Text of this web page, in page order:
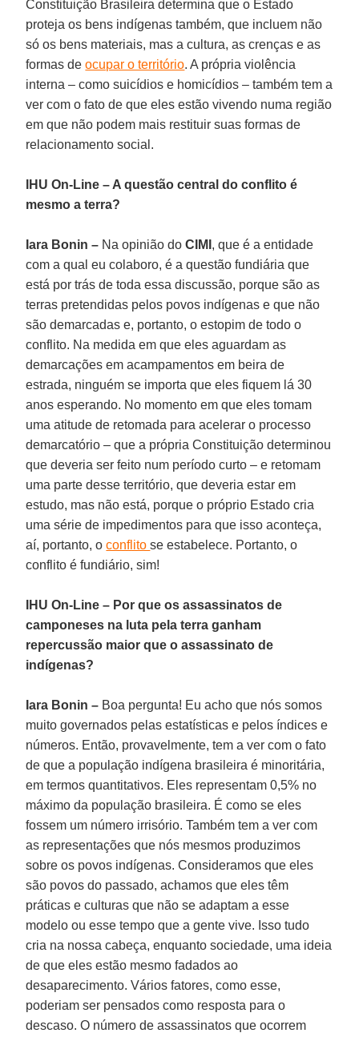
Constituição Brasileira determina que o Estado
proteja os bens indígenas também, que incluem não
só os bens materiais, mas a cultura, as crenças e as
formas deocupar o território. A própria violência
interna – como suicídios e homicídios – também tem a
ver com o fato de que eles estão vivendo numa região
em que não podem mais restituir suas formas de
relacionamento social.
IHU On-Line – A questão central do conflito é
mesmo a terra?
Iara Bonin – Na opinião doCIMI , que é a entidade
com a qual eu colaboro, é a questão fundiária que
está por trás de toda essa discussão, porque são as
terras pretendidas pelos povos indígenas e que não
são demarcadas e, portanto, o estopim de todo o
conflito. Na medida em que eles aguardam as
demarcações em acampamentos em beira de
estrada, ninguém se importa que eles fiquem lá 30
anos esperando. No momento em que eles tomam
uma atitude de retomada para acelerar o processo
demarcatório – que a própria Constituição determinou
que deveria ser feito num período curto – e retomam
uma parte desse território, que deveria estar em
estudo, mas não está, porque o próprio Estado cria
uma série de impedimentos para que isso aconteça,
aí, portanto, oconflitose estabelece. Portanto, o
conflito é fundiário, sim!
IHU On-Line – Por que os assassinatos de
camponeses na luta pela terra ganham
repercussão maior que o assassinato de
indígenas?
Iara Bonin – Boa pergunta! Eu acho que nós somos
muito governados pelas estatísticas e pelos índices e
números. Então, provavelmente, tem a ver com o fato
de que a população indígena brasileira é minoritária,
em termos quantitativos. Eles representam 0,5% no
máximo da população brasileira. É como se eles
fossem um número irrisório. Também tem a ver com
as representações que nós mesmos produzimos
sobre os povos indígenas. Consideramos que eles
são povos do passado, achamos que eles têm
práticas e culturas que não se adaptam a esse
modelo ou esse tempo que a gente vive. Isso tudo
cria na nossa cabeça, enquanto sociedade, uma ideia
de que eles estão mesmo fadados ao
desaparecimento. Vários fatores, como esse,
poderiam ser pensados como resposta para o
descaso. O número de assassinatos que ocorrem